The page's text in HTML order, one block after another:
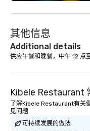
其他信息
Additional details
供应午餐和晚餐，中午 12 点
Kibele Restaurant
了解Kibele Restaurant有关
见问题
可持续发展的做法